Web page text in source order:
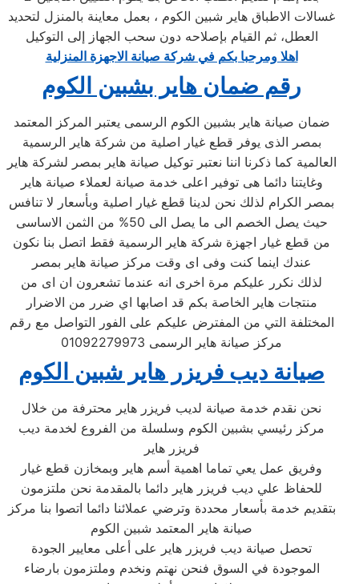
غسالات الاطباق هاير شبين الكوم ، بعمل معاينة بالمنزل لتحديد
العطل، ثم القيام بإصلاحه دون سحب الجهاز إلى التوكيل
اهلا ومرحبا بكم في شركة صيانة الاجهزة المنزلية
رقم ضمان هاير بشبين الكوم
ضمان صيانة هاير بشبين الكوم الرسمى يعتبر المركز المعتمد
بمصر الذى يوفر قطع غيار اصلية من شركة هاير الرسمية
العالمية كما ذكرنا اننا نعتبر توكيل صيانة هاير بمصر لشركة هاير
وغايتنا دائما هى توفير اعلى خدمة صيانة لعملاء صيانة هاير
بمصر الكرام لذلك نحن لدينا قطع غيار اصلية وبأسعار لا تنافس
حيث يصل الخصم الى ما يصل الى 50% من الثمن الاساسى
من قطع غيار اجهزة شركة هاير الرسمية فقط اتصل بنا نكون
عندك اينما كنت وفى اى وقت مركز صيانة هاير بمصر
لذلك نكرر عليكم مرة اخرى انه عندما تشعرون ان اى من
منتجات هاير الخاصة بكم قد اصابها اي ضرر من الاضرار
المختلفة التي من المفترض عليكم على الفور التواصل مع رقم
مركز صيانة هاير الرسمى 01092279973
صيانة ديب فريزر هاير شبين الكوم
نحن نقدم خدمة صيانة لديب فريزر هاير محترفة من خلال
مركز رئيسي بشبين الكوم وسلسلة من الفروع لخدمة ديب
فريزر هاير
وفريق عمل يعي تماما اهمية أسم هاير وبمخازن قطع غيار
للحفاظ علي ديب فريزر هاير دائما بالمقدمة نحن ملتزمون
بتقديم خدمة بأسعار محددة وترضي عملائنا دائما اتصوا بنا مركز
صيانة هاير المعتمد شبين الكوم
تحصل صيانة ديب فريزر هاير على أعلى معايير الجودة
الموجودة في السوق فنحن نهتم ونخدم وملتزمون بارضاء